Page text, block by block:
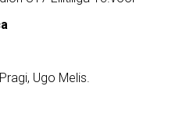
Ugo Melis.